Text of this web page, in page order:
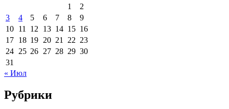
1
2
3
4 5 6 7 8
9
10 11 12 13 14 15 16
17 18 19 20 21 22 23
24 25 26 27 28 29 30
31
« Июл
Рубрики